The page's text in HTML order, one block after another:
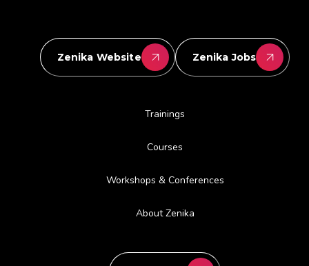
Zenika Website Zenika Jobs
Trainings
Courses
Workshops & Conferences
About Zenika